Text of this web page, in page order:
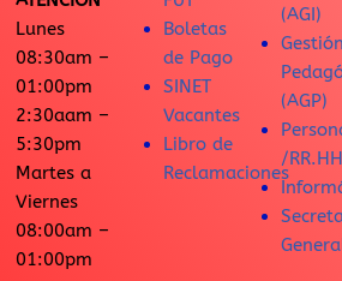
Lunes
08:30am –
01:00pm
2:30aam –
5:30pm
Martes a
Viernes
08:00am –
01:00pm
Boletas
de Pago
SINET
Vacantes
Libro de
Reclamaciones
(AGI)
Gestión
(AGP)
/